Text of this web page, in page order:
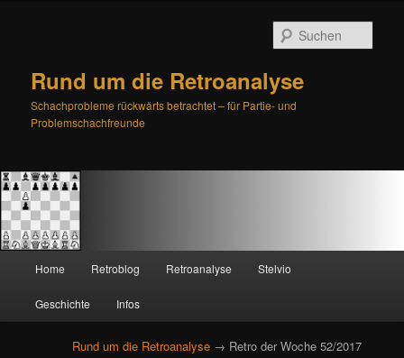
Rund um die Retroanalyse
Schachprobleme rückwärts betrachtet – für Partie- und
Problemschachfreunde
Zum
primären
Inhalt
Zum
sekundären
Inhalt
Home Retroblog Retroanalyse Stelvio
Geschichte Infos
Rund um die Retroanalyse → Retro der Woche 52/2017